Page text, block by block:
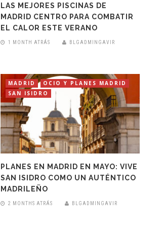
LAS MEJORES PISCINAS DE
MADRID CENTRO PARA COMBATIR
EL CALOR ESTE VERANO
1 MONTH ATRÁS BLGADMINGAVIR
MADRID
OCIO Y PLANES MADRID
SAN ISIDRO
PLANES EN MADRID EN MAYO: VIVE
SAN ISIDRO COMO UN AUTÉNTICO
MADRILEÑO
2 MONTHS ATRÁS BLGADMINGAVIR